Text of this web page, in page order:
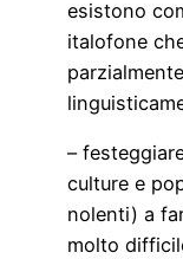
esistono
italofone
–
culture e
nolenti) a
molto